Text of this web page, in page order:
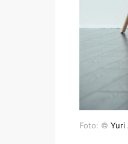
Foto: © Yuri